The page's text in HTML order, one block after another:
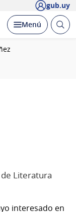
gub.uy
Desplegar
Menú Abrir
Literatura
interesado en